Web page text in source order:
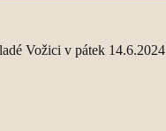
Vožici v pátek 14.6.2024